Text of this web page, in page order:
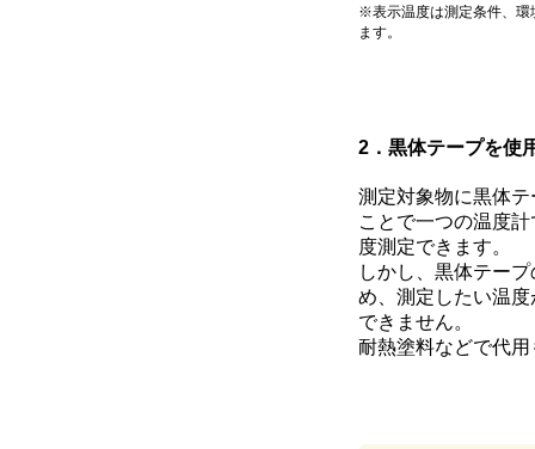
※表示温度は測定条件、環
ます。
2．黒体テープを使
測定対象物に黒体
ことで一つの温度
度測定できます。
しかし、黒体テー
め、測定したい温
できません。
耐熱塗料などで代